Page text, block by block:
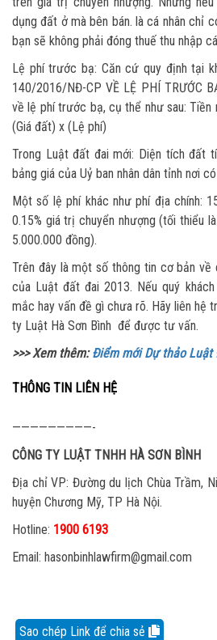
dụng đất ở mà bên bán. là cá nhân chỉ
bạn sẽ không phải đóng thuế thu nhập
Lệ phí trước bạ: Căn cứ quy định tại
140/2016/NĐ-CP VỀ LỆ PHÍ TRƯỚC
về lệ phí trước bạ, cụ thể như sau:
(Giá đất) x (Lệ phí)
Trong Luật đất đai mới: Diện tích đất
bảng giá của Uỷ ban nhân dân tỉnh nơi
Một số lệ phí khác như phí địa chính:
0.15% giá trị chuyển nhượng (tối thiểu
5.000.000 đồng).
Trên đây là một số thông tin cơ bản
của Luật đất đai 2013. Nếu quý
mắc hay vấn đề gì chưa rõ. Hãy liên hệ
ty Luật Hà Sơn Bình để được tư vấn.
>>> Xem thêm:Điểm mới Dự thảo Luật
THÔNG TIN LIÊN HỆ
—————————-
CÔNG TY LUẬT TNHH HÀ SƠN BÌNH
Địa chỉ VP: Đường du lịch Chùa Trầm,
huyện Chương Mỹ, TP Hà Nội.
Hotline: 1900 6193
Email: hasonbinhlawfirm@gmail.com
Sao chép Link để chia sẻ